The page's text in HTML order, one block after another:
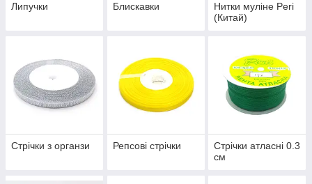
Липучки Блискавки
Нитки муліне Peri
(Китай)
Стрічки з органзи Репсові стрічки
Стрічки атласні 0.3
см